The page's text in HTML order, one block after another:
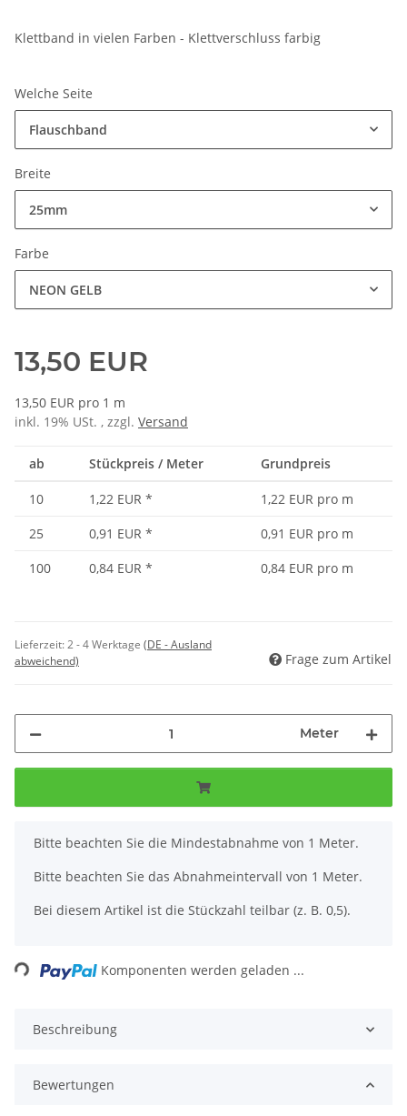
Klettband in vielen Farben - Klettverschluss farbig
Welche Seite
Flauschband
Breite
25mm
Farbe
NEON GELB
13,50 EUR
13,50 EUR pro 1 m
inkl. 19% USt. , zzgl. Versand
ab Stückpreis / Meter Grundpreis
10 1,22 EUR *
1,22 EUR pro m
25
0,91 EUR *
0,91 EUR pro m
100
0,84 EUR * 0,84 EUR pro m
Lieferzeit:2 - 4 Werktage (DE - Ausland
abweichend)
Frage zum Artikel
Meter
x
Bitte beachten Sie die Mindestabnahme von 1 Meter.
Bitte beachten Sie das Abnahmeintervall von 1 Meter.
Bei diesem Artikel ist die Stückzahl teilbar (z. B. 0,5).
Komponenten werden geladen ...
Beschreibung
Bewertungen